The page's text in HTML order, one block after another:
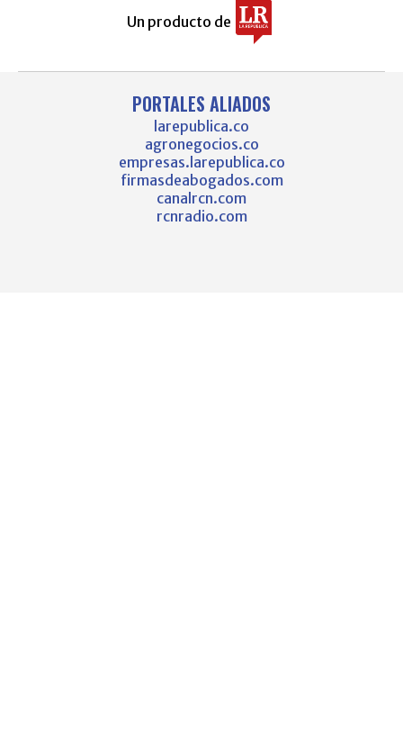
Un producto de
PORTALES ALIADOS
larepublica.co
agronegocios.co
empresas.larepublica.co
firmasdeabogados.com
canalrcn.com
rcnradio.com